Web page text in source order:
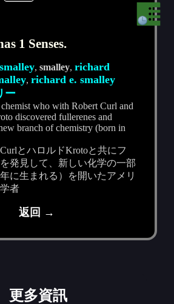
1 Senses.
,smalley,richard
,richard e. smalley
ー
who with Robert Curl and
discovered fullerenes and
branch of chemistry (born in
とハロルドKrotoと共にフ
発見して、新しい化学の一部
に生まれる）を開いたアメリ
者
返回 →
更多資訊